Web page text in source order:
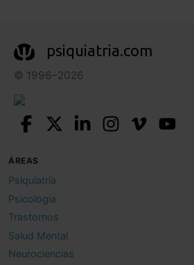
psiquiatria.com
© 1996–2026
ÁREAS
Psiquiatría
Psicología
Trastornos
Salud Mental
Neurociencias